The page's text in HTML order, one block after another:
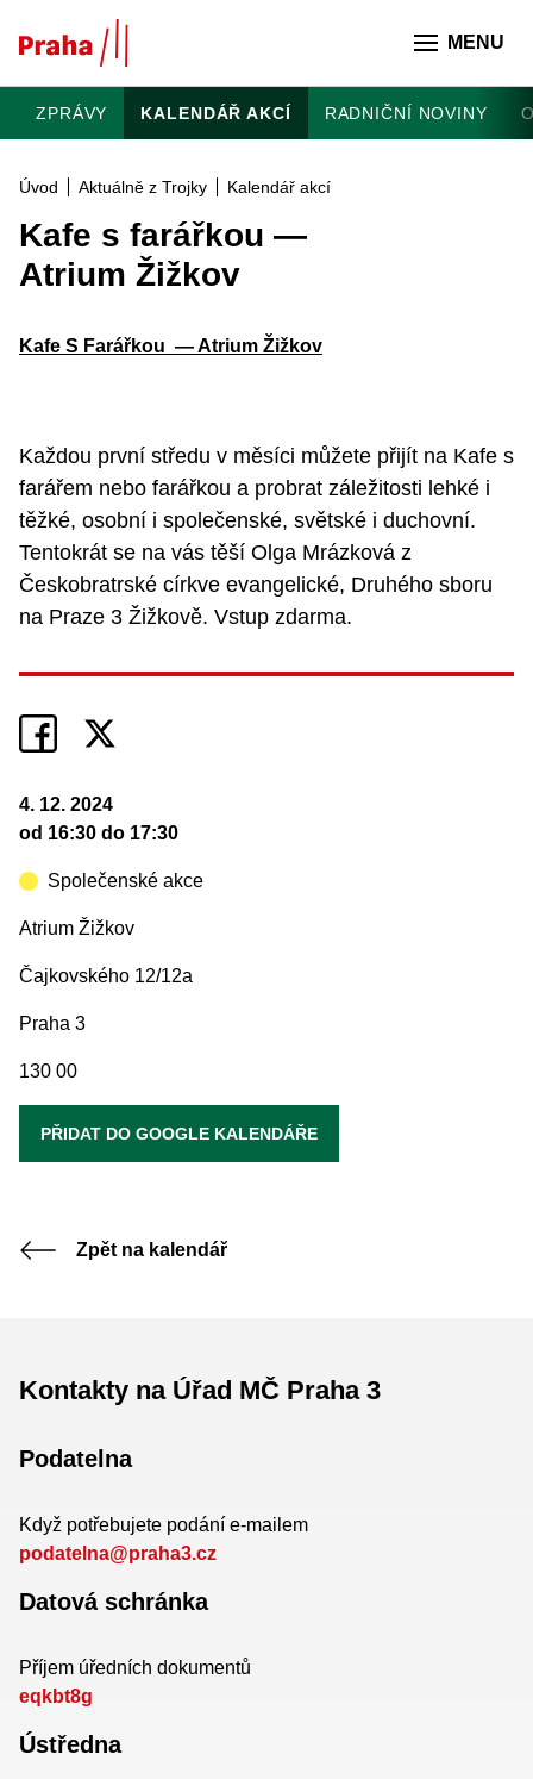
MENU
ZPRÁVY KALENDÁŘ AKCÍ RADNIČNÍ NOVINY
Úvod Aktuálně z Trojky Kalendář akcí
Kafe s farářkou —
Atrium Žižkov
Kafe S Farářkou — Atrium Žižkov
Každou první středu v měsíci můžete přijít na Kafe s
farářem nebo farářkou a probrat záležitosti lehké i
těžké, osobní i společenské, světské i duchovní.
Tentokrát se na vás těší Olga Mrázková z
Českobratrské církve evangelické, Druhého sboru
na Praze 3 Žižkově. Vstup zdarma.
4. 12. 2024
od 16:30 do 17:30
Společenské akce
Atrium Žižkov
Čajkovského 12/12a
Praha 3
130 00
PŘIDAT DO GOOGLE KALENDÁŘE
Zpět na kalendář
Kontakty na Úřad MČ Praha 3
Podatelna
Když potřebujete podání e-mailem
podatelna@praha3.cz
Datová schránka
Příjem úředních dokumentů
eqkbt8g
Ústředna